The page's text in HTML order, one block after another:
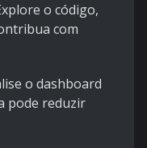
o código,
com
o dashboard
pode reduzir